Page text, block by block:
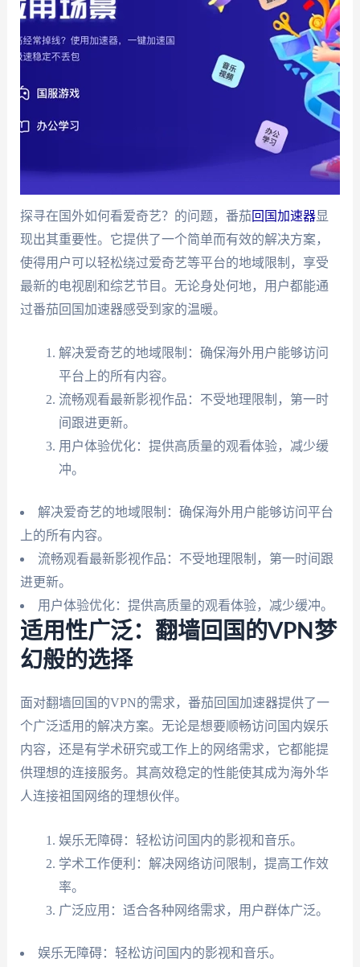
探寻在国外如何看爱奇艺？的问题，番茄回国加速器显
现出其重要性。它提供了一个简单而有效的解决方案，
使得用户可以轻松绕过爱奇艺等平台的地域限制，享受
最新的电视剧和综艺节目。无论身处何地，用户都能通
过番茄回国加速器感受到家的温暖。
解决爱奇艺的地域限制：确保海外用户能够访问
平台上的所有内容。
流畅观看最新影视作品：不受地理限制，第一时
间跟进更新。
用户体验优化：提供高质量的观看体验，减少缓
冲。
解决爱奇艺的地域限制：确保海外用户能够访问平台
上的所有内容。
流畅观看最新影视作品：不受地理限制，第一时间跟
进更新。
用户体验优化：提供高质量的观看体验，减少缓冲。
适用性广泛：翻墙回国的VPN梦
幻般的选择
面对翻墙回国的VPN的需求，番茄回国加速器提供了一
个广泛适用的解决方案。无论是想要顺畅访问国内娱乐
内容，还是有学术研究或工作上的网络需求，它都能提
供理想的连接服务。其高效稳定的性能使其成为海外华
人连接祖国网络的理想伙伴。
娱乐无障碍：轻松访问国内的影视和音乐。
学术工作便利：解决网络访问限制，提高工作效
率。
广泛应用：适合各种网络需求，用户群体广泛。
娱乐无障碍：轻松访问国内的影视和音乐。